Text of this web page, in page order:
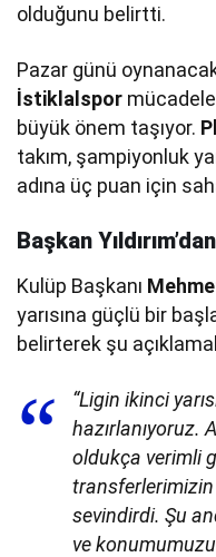
olduğunu belirtti.
Pazar günü
İstiklalspor
büyük önem taşıyor.
takım, şampiyonluk
adına üç puan için
Başkan
Kulüp Başkanı
yarısına güçlü bir
belirterek şu
“Ligin ikinci
hazırlanıyoruz.
oldukça verimli
sevindirdi. Şu
ve